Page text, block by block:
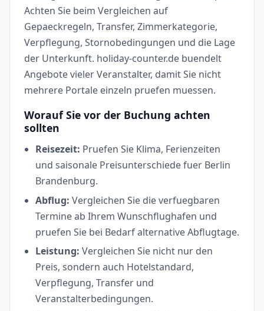
Achten Sie beim Vergleichen auf
Gepaeckregeln, Transfer, Zimmerkategorie,
Verpflegung, Stornobedingungen und die Lage
der Unterkunft. holiday-counter.de buendelt
Angebote vieler Veranstalter, damit Sie nicht
mehrere Portale einzeln pruefen muessen.
Worauf Sie vor der Buchung achten
sollten
Reisezeit: Pruefen Sie Klima, Ferienzeiten
und saisonale Preisunterschiede fuer Berlin
Brandenburg.
Abflug: Vergleichen Sie die verfuegbaren
Termine ab Ihrem Wunschflughafen und
pruefen Sie bei Bedarf alternative Abflugtage.
Leistung: Vergleichen Sie nicht nur den
Preis, sondern auch Hotelstandard,
Verpflegung, Transfer und
Veranstalterbedingungen.